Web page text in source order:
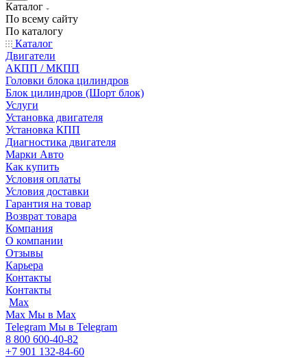
Каталог
По всему сайту
По каталогу
Каталог
Двигатели
АКПП / МКПП
Головки блока цилиндров
Блок цилиндров (Шорт блок)
Услуги
Установка двигателя
Установка КПП
Диагностика двигателя
Марки Авто
Как купить
Условия оплаты
Условия доставки
Гарантия на товар
Возврат товара
Компания
О компании
Отзывы
Карьера
Контакты
Контакты
Max
Max Мы в Max
Telegram Мы в Telegram
8 800 600-40-82
+7 901 132-84-60